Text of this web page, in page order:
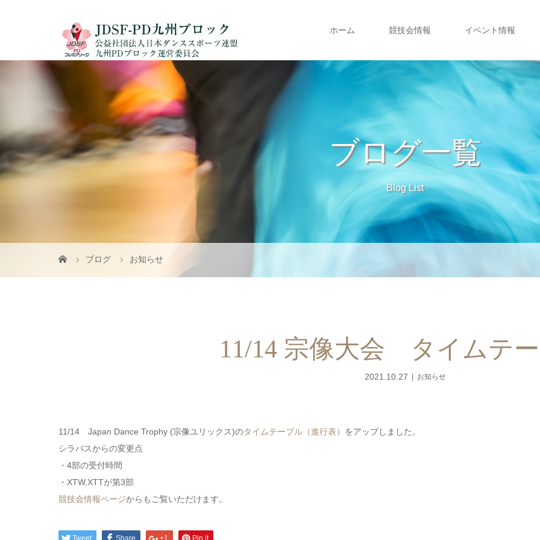
ホーム 競技会情報 イベント情報
ブログ一覧
Blog List
ブログ お知らせ
11/14 宗像大会 タイムテ
2021.10.27 お知らせ
11/14 Japan Dance Trophy (宗像ユリックス)のタイムテーブル（進行表） をアップしました。
シラバスからの変更点
・4部の受付時間
・XTW,XTTが第3部
競技会情報ページからもご覧いただけます。
Tweet Share +1 Pin it